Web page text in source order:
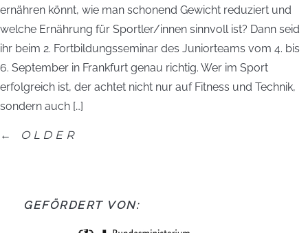
ernähren könnt, wie man schonend Gewicht reduziert und
welche Ernährung für Sportler/innen sinnvoll ist? Dann seid
ihr beim 2. Fortbildungsseminar des Juniorteams vom 4. bis
6. September in Frankfurt genau richtig. Wer im Sport
erfolgreich ist, der achtet nicht nur auf Fitness und Technik,
sondern auch […]
← OLDER
GEFÖRDERT VON: